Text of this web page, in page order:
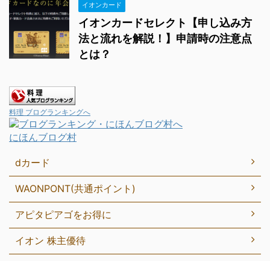
イオンカード
イオンカードセレクト【申し込み方
法と流れを解説！】申請時の注意点
とは？
料理 ブログランキングへ
にほんブログ村
dカード
WAONPONT(共通ポイント)
アピタピアゴをお得に
イオン 株主優待